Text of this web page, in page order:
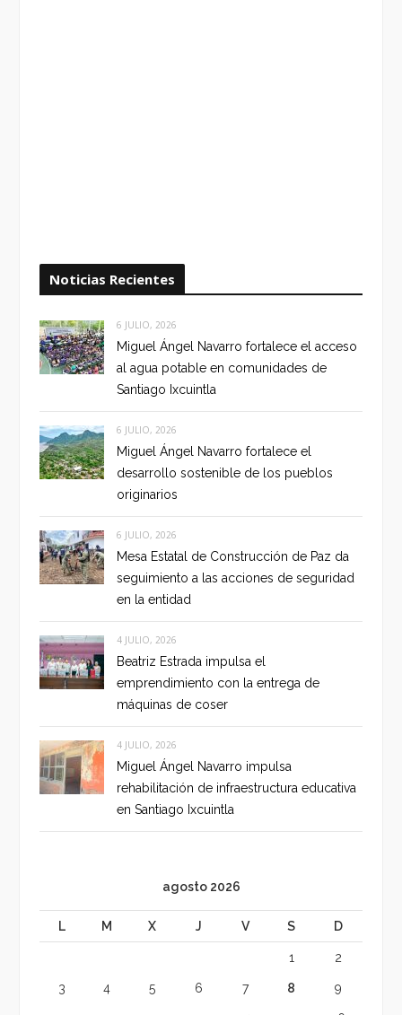
Noticias Recientes
6 JULIO, 2026
Miguel Ángel Navarro fortalece el acceso
al agua potable en comunidades de
Santiago Ixcuintla
6 JULIO, 2026
Miguel Ángel Navarro fortalece el
desarrollo sostenible de los pueblos
originarios
6 JULIO, 2026
Mesa Estatal de Construcción de Paz da
seguimiento a las acciones de seguridad
en la entidad
4 JULIO, 2026
Beatriz Estrada impulsa el
emprendimiento con la entrega de
máquinas de coser
4 JULIO, 2026
Miguel Ángel Navarro impulsa
rehabilitación de infraestructura educativa
en Santiago Ixcuintla
agosto 2026
L M X J V S D
1 2
3 4 5 6 7 8 9